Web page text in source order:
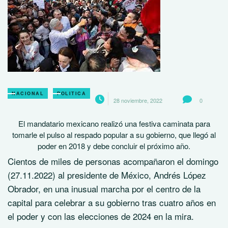
NACIONAL POLITICA
28 noviembre, 2022 0
El mandatario mexicano realizó una festiva caminata para
tomarle el pulso al respado popular a su gobierno, que llegó al
poder en 2018 y debe concluir el próximo año.
Cientos de miles de personas acompañaron el domingo
(27.11.2022) al presidente de México, Andrés López
Obrador, en una inusual marcha por el centro de la
capital para celebrar a su gobierno tras cuatro años en
el poder y con las elecciones de 2024 en la mira.